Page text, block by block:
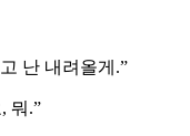
난 내려올게.”
뭐.”